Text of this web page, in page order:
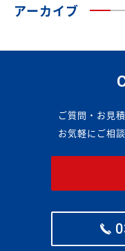
アーカイブ
ご質問・お見
お気軽にご相